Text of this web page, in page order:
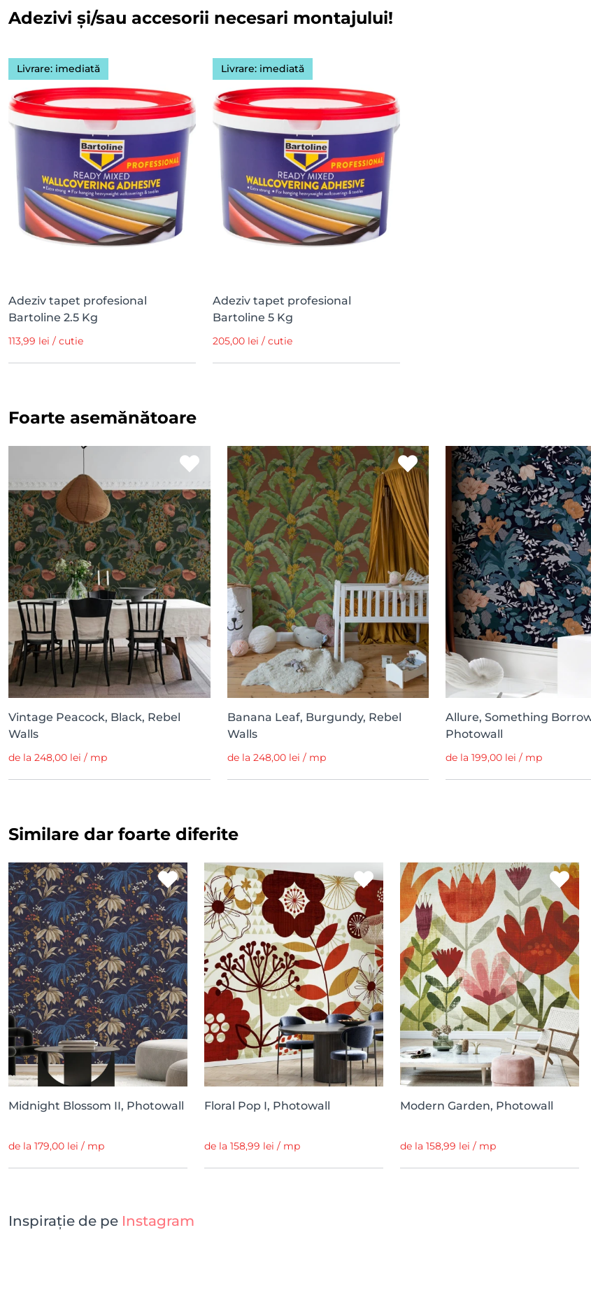
Adezivi și/sau accesorii necesari montajului!
Livrare: imediată
Adeziv tapet profesional
Bartoline 2.5 Kg
113,99 lei / cutie
Livrare: imediată
Adeziv tapet profesional
Bartoline 5 Kg
205,00 lei / cutie
Foarte asemănătoare
Vintage Peacock, Black, Rebel
Walls
de la 248,00 lei / mp
Banana Leaf, Burgundy, Rebel
Walls
de la 248,00 lei / mp
Allure, Something
Photowall
de la 199,00 lei / mp
Similare dar foarte diferite
Midnight Blossom II, Photowall
de la 179,00 lei / mp
Floral Pop I, Photowall
de la 158,99 lei / mp
Modern Garden, Photowall
de la 158,99 lei / mp
Inspirație de pe Instagram